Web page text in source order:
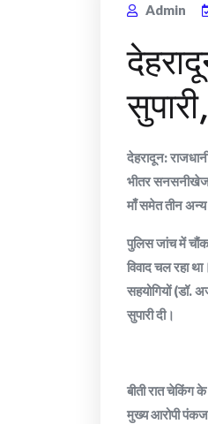
Admin
देहरादून:
भीतर सनसनीखेज
माँ समेत तीन
​​पुलिस जांच में
विवाद चल रहा
सहयोगियों (डॉ.
सुपारी दी।
​बीती रात चेकिंग
मुख्य आरोपी पंकज